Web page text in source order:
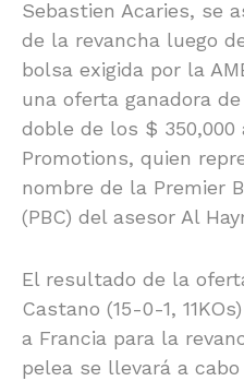
Sebastien Acaries, se
de la revancha luego
bolsa exigida por la
una oferta ganadora
doble de los $ 350,000
Promotions, quien
nombre de la Premier
(PBC) del asesor Al
El resultado de la
Castano (15-0-1,
a Francia para la
pelea se llevará a